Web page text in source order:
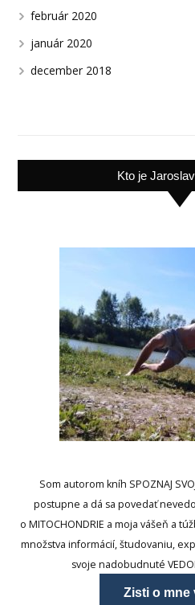
február 2020
január 2020
december 2018
Kto je
Som autorom kníh SPOZNAJ
postupne a dá sa povedať
o MITOCHONDRIE a moja vášeň a
množstva informácií, študovaniu,
svoje nadobudnuté
Zisti o mne